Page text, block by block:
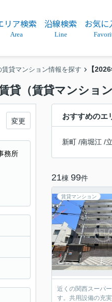
リア検索
Area
沿線検索
Line
お気に
賃貸マンション情報を探す 【
貸（賃貸マンショ
おすすめのエ
新町 /南堀江 /
21棟 99件
賃貸マンション
近くの関西スーパ
す。共用設備の充
変更
務所